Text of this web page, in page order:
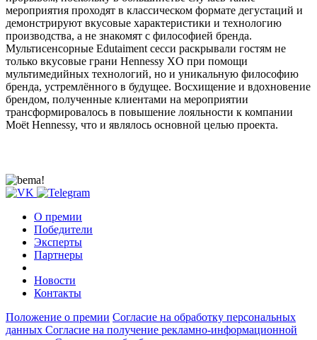
мероприятия проходят в классическом формате дегустаций и
демонстрируют вкусовые характеристики и технологию
производства, а не знакомят с философией бренда.
Мультисенсорные Edutaiment сесси раскрывали гостям не
только вкусовые грани Hennessy XO при помощи
мультимедийных технологий, но и уникальную философию
бренда, устремлённого в будущее. Восхищение и вдохновение
брендом, полученные клиентами на мероприятии
трансформировалось в повышение лояльности к компании
Moёt Hennessy, что и являлось основной целью проекта.
О премии
Победители
Эксперты
Партнеры
Новости
Контакты
Положение о премии Согласие на обработку персональных
данных Согласие на получение рекламно-информационной